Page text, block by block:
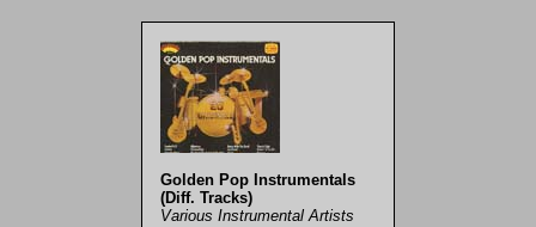
Golden Pop Instrumentals
(Diff. Tracks)
Various Instrumental Artists